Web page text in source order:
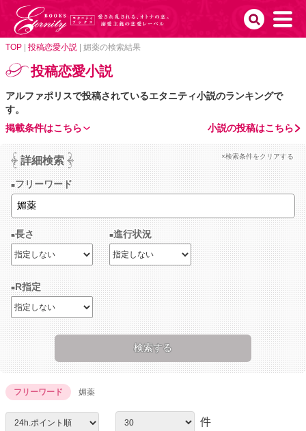
TOP 投稿恋愛小説 媚薬の検索結果
投稿恋愛小説
アルファポリスで投稿されているエタニティ小説のランキングで
す。
小説の投稿はこちら
掲載条件はこちら
詳細検索 ×検索条件をクリアする
フリーワード
長さ 進行状況
R指定
フリーワード 媚薬
件